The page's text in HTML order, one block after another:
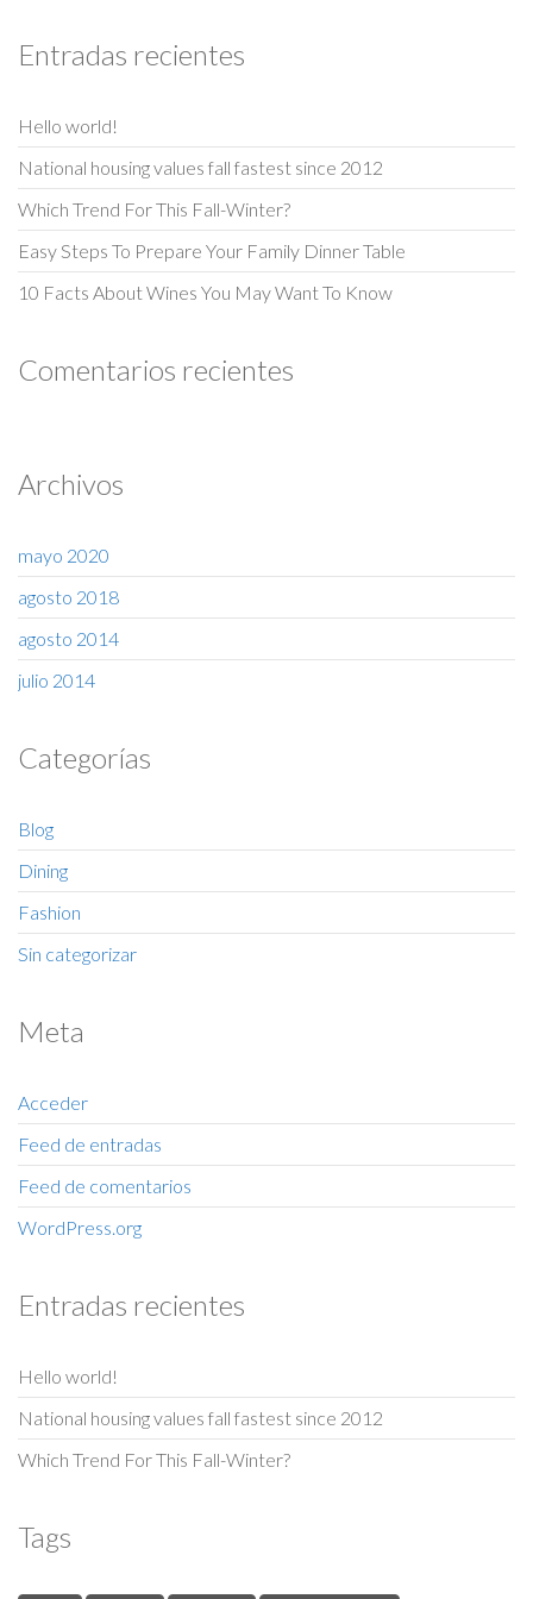
Entradas recientes
Hello world!
National housing values fall fastest since 2012
Which Trend For This Fall-Winter?
Easy Steps To Prepare Your Family Dinner Table
10 Facts About Wines You May Want To Know
Comentarios recientes
Archivos
mayo 2020
agosto 2018
agosto 2014
julio 2014
Categorías
Blog
Dining
Fashion
Sin categorizar
Meta
Acceder
Feed de entradas
Feed de comentarios
WordPress.org
Entradas recientes
Hello world!
National housing values fall fastest since 2012
Which Trend For This Fall-Winter?
Tags